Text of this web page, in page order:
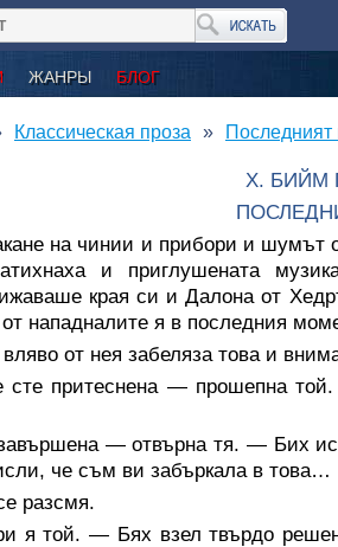
ЖАНРЫ БЛОГ
Классическая проза
Х. БИЙМ
на чинии и прибори и шумът
и приглушената
края си и Далона от
нападналите я в последния
от нея забеляза това и
притеснена — прошепна
— отвърна тя. — Бих
че съм ви забъркала в това…
разсмя.
той. — Бях взел твърдо